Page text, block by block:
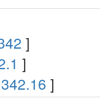
]
]
342.16 ]